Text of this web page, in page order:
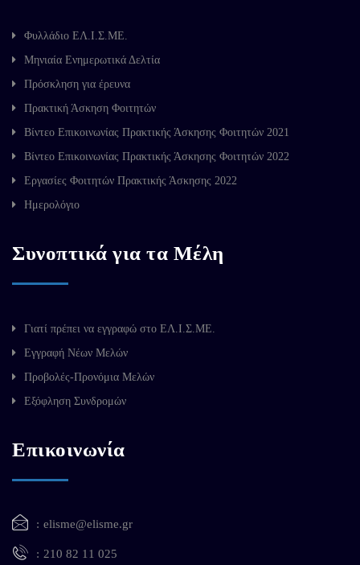
Φυλλάδιο ΕΛ.Ι.Σ.ΜΕ.
Μηνιαία Ενημερωτικά Δελτία
Πρόσκληση για έρευνα
Πρακτική Άσκηση Φοιτητών
Βίντεο Επικοινωνίας Πρακτικής Άσκησης Φοιτητών 2021
Βίντεο Επικοινωνίας Πρακτικής Άσκησης Φοιτητών 2022
Εργασίες Φοιτητών Πρακτικής Άσκησης 2022
Ημερολόγιο
Συνοπτικά για τα Μέλη
Γιατί πρέπει να εγγραφώ στο ΕΛ.Ι.Σ.ΜΕ.
Εγγραφή Νέων Μελών
Προβολές-Προνόμια Μελών
Εξόφληση Συνδρομών
Επικοινωνία
elisme@elisme.gr
210 82 11 025